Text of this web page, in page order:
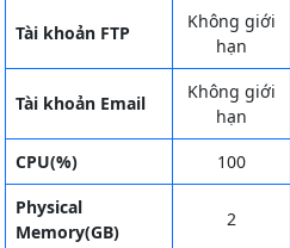
Tài khoản FTP
Không giới
hạn
Tài khoản Email
Không giới
hạn
CPU(%)
100
Physical
Memory(GB)
2